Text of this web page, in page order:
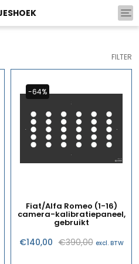
FILTER
-64%
Fiat/Alfa Romeo (1-16)
camera-kalibratiepaneel,
gebruikt
€390,00
€140,00
Huidige
excl. BTW